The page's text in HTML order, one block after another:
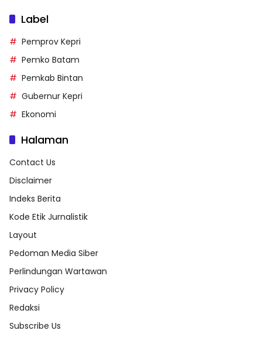
Label
Pemprov Kepri
Pemko Batam
Pemkab Bintan
Gubernur Kepri
Ekonomi
Halaman
Contact Us
Disclaimer
Indeks Berita
Kode Etik Jurnalistik
Layout
Pedoman Media Siber
Perlindungan Wartawan
Privacy Policy
Redaksi
Subscribe Us